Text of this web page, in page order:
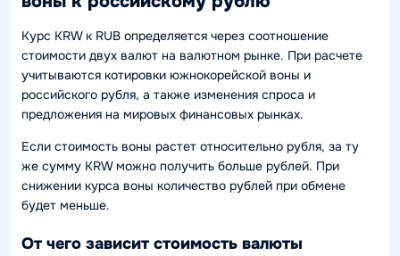
Курс KRW к RUB определяется через соотношение
стоимости двух валют на валютном рынке. При расчете
учитываются котировки южнокорейской воны и
российского рубля, а также изменения спроса и
предложения на мировых финансовых рынках.
Если стоимость воны растет относительно рубля, за ту
же сумму KRW можно получить больше рублей. При
снижении курса воны количество рублей при обмене
будет меньше.
От чего зависит стоимость валюты